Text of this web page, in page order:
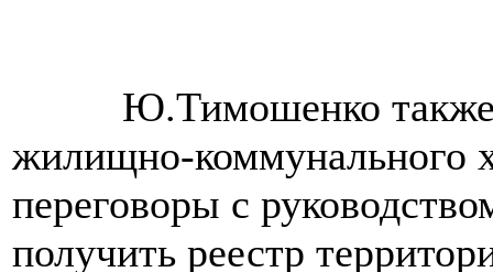
Ю.Тимошенко также
жилищно-коммунального
переговоры с
получить реестр